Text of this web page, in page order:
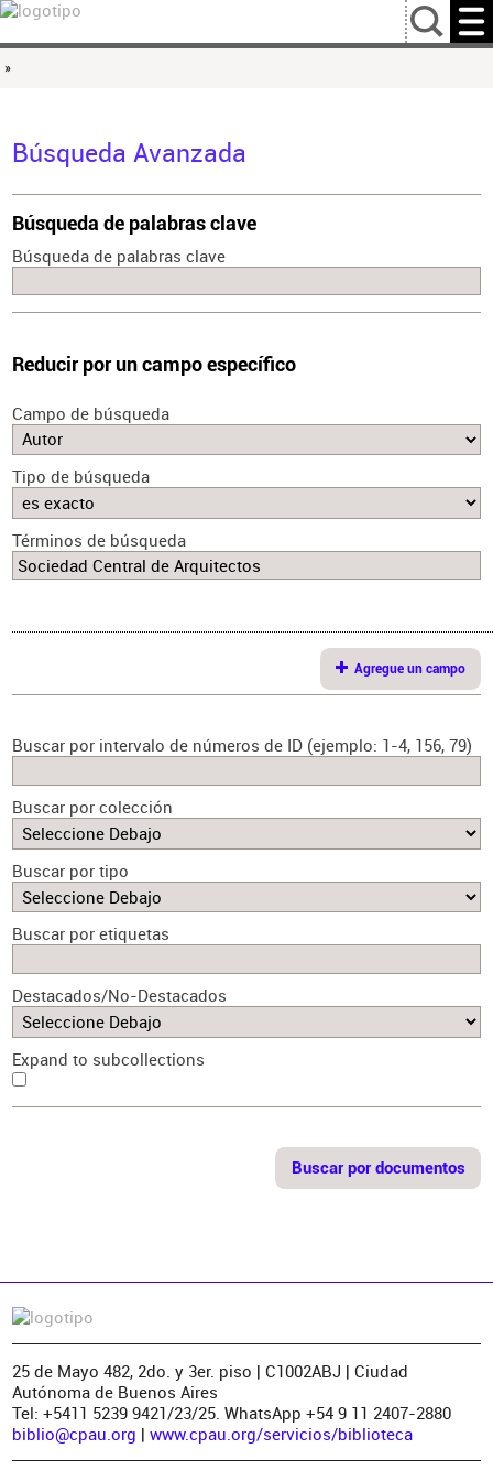
…
»
Búsqueda Avanzada
Búsqueda de palabras clave
Búsqueda de palabras clave
Reducir por un campo específico
Campo de búsqueda
Tipo de búsqueda
Términos de búsqueda
Agregue un campo
Buscar por intervalo de números de ID (ejemplo: 1-4, 156, 79)
Buscar por colección
Buscar por tipo
Buscar por etiquetas
Destacados/No-Destacados
Expand to subcollections
25 de Mayo 482, 2do. y 3er. piso | C1002ABJ | Ciudad
Autónoma de Buenos Aires
Tel: +5411 5239 9421/23/25. WhatsApp +54 9 11 2407-2880
biblio@cpau.org | www.cpau.org/servicios/biblioteca